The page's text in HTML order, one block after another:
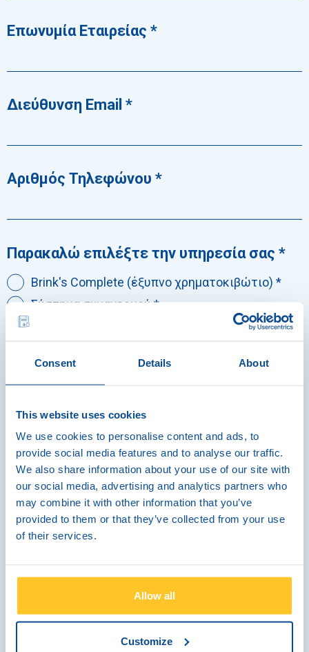
Consent Details About
This website uses cookies
We use cookies to personalise content and ads, to
provide social media features and to analyse our traffic.
We also share information about your use of our site with
our social media, advertising and analytics partners who
may combine it with other information that you’ve
provided to them or that they’ve collected from your use
of their services.
Allow all
Customize
Επωνυμία Εταιρείας
Διεύθυνση Εmail
Αριθμός Τηλεφώνου
Παρακαλώ επιλέξτε την υπηρεσία σας
Brink's Complete (έξυπνο χρηματοκιβώτιο)
Σύστημα συναγερμού
Σχόλια
Συγκατάθεση για την αποθήκευση των
των δεδομένων μου